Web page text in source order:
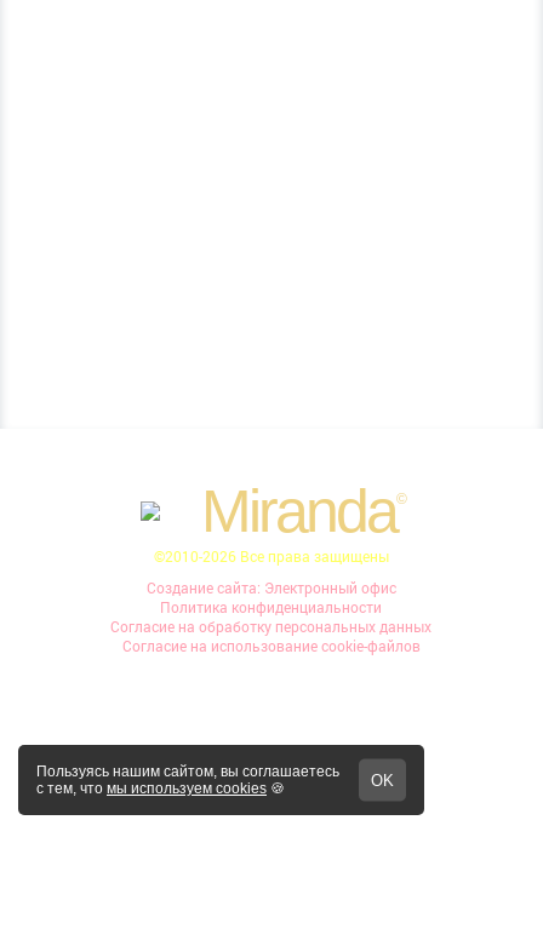
Miranda©
©2010-2026 Все права защищены
Создание сайта: Электронный офис
Политика конфиденциальности
Согласие на обработку персональных данных
Согласие на использование cookie-файлов